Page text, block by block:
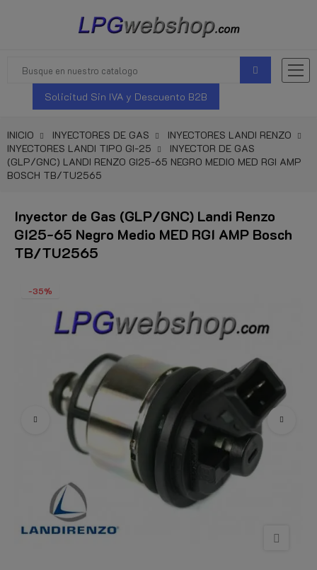
Solicitud Sin IVA y Descuento B2B
INICIO INYECTORES DE GAS
INYECTORES LANDI RENZO
INYECTORES LANDI TIPO GI-25
INYECTOR DE GAS
(GLP/GNC) LANDI RENZO GI25-65 NEGRO MEDIO MED RGI AMP
BOSCH TB/TU2565
Inyector de Gas (GLP/GNC) Landi Renzo
GI25-65 Negro Medio MED RGI AMP Bosch
TB/TU2565
-35%